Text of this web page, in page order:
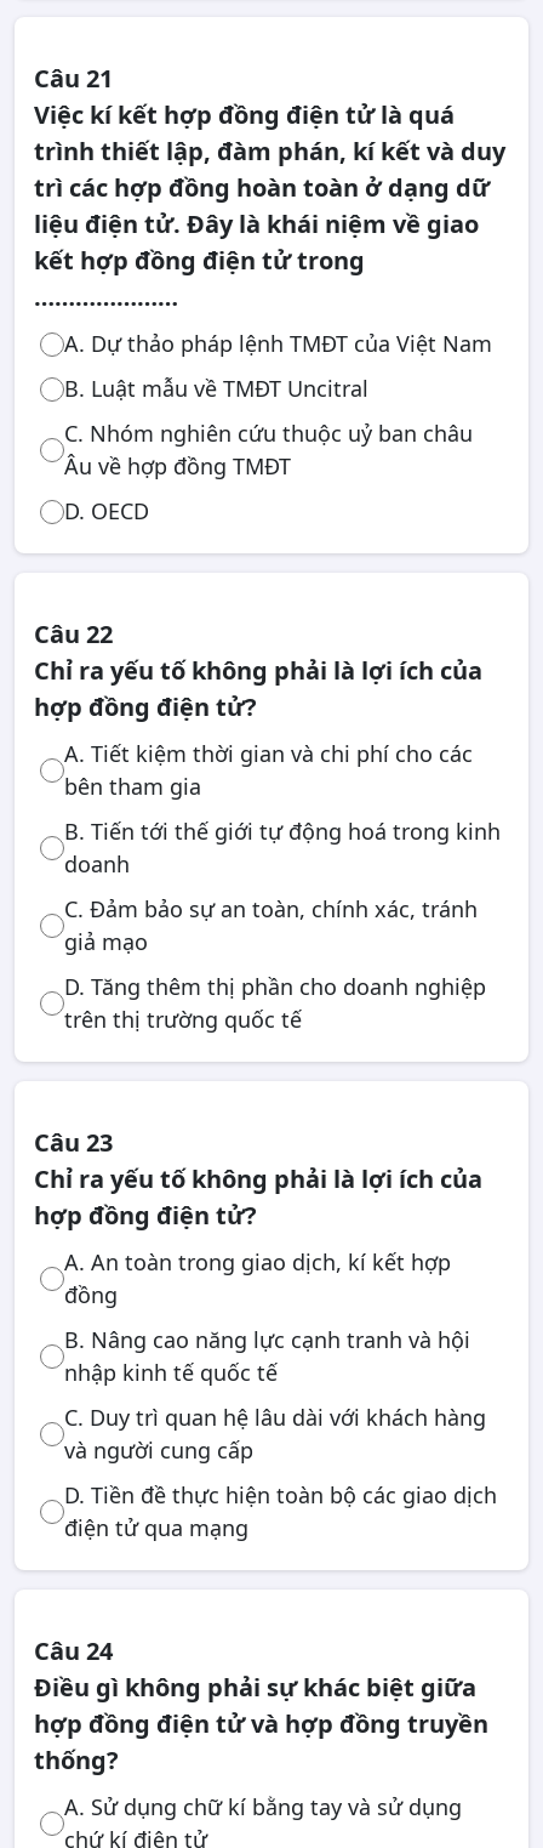
Câu 21
Việc kí kết hợp đồng điện tử là quá
trình thiết lập, đàm phán, kí kết và duy
trì các hợp đồng hoàn toàn ở dạng dữ
liệu điện tử. Đây là khái niệm về giao
kết hợp đồng điện tử trong
…………………
A. Dự thảo pháp lệnh TMĐT của Việt Nam
B. Luật mẫu về TMĐT Uncitral
C. Nhóm nghiên cứu thuộc uỷ ban châu
Âu về hợp đồng TMĐT
D. OECD
Câu 22
Chỉ ra yếu tố không phải là lợi ích của
hợp đồng điện tử?
A. Tiết kiệm thời gian và chi phí cho các
bên tham gia
B. Tiến tới thế giới tự động hoá trong kinh
doanh
C. Đảm bảo sự an toàn, chính xác, tránh
giả mạo
D. Tăng thêm thị phần cho doanh nghiệp
trên thị trường quốc tế
Câu 23
Chỉ ra yếu tố không phải là lợi ích của
hợp đồng điện tử?
A. An toàn trong giao dịch, kí kết hợp
đồng
B. Nâng cao năng lực cạnh tranh và hội
nhập kinh tế quốc tế
C. Duy trì quan hệ lâu dài với khách hàng
và người cung cấp
D. Tiền đề thực hiện toàn bộ các giao dịch
điện tử qua mạng
Câu 24
Điều gì không phải sự khác biệt giữa
hợp đồng điện tử và hợp đồng truyền
thống?
A. Sử dụng chữ kí bằng tay và sử dụng
chứ kí điện tử